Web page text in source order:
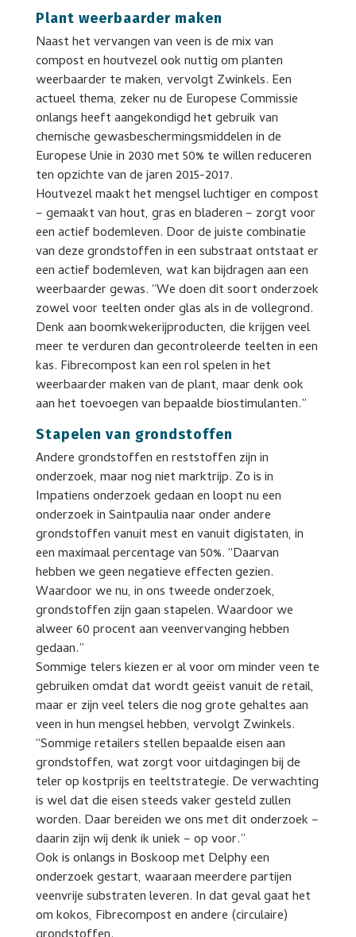
Plant weerbaarder maken
Naast het vervangen van veen is de mix van
compost en houtvezel ook nuttig om planten
weerbaarder te maken, vervolgt Zwinkels. Een
actueel thema, zeker nu de Europese Commissie
onlangs heeft aangekondigd het gebruik van
chemische gewasbeschermingsmiddelen in de
Europese Unie in 2030 met 50% te willen reduceren
ten opzichte van de jaren 2015-2017.
Houtvezel maakt het mengsel luchtiger en compost
– gemaakt van hout, gras en bladeren – zorgt voor
een actief bodemleven. Door de juiste combinatie
van deze grondstoffen in een substraat ontstaat er
een actief bodemleven, wat kan bijdragen aan een
weerbaarder gewas. “We doen dit soort onderzoek
zowel voor teelten onder glas als in de vollegrond.
Denk aan boomkwekerijproducten, die krijgen veel
meer te verduren dan gecontroleerde teelten in een
kas. Fibrecompost kan een rol spelen in het
weerbaarder maken van de plant, maar denk ook
aan het toevoegen van bepaalde biostimulanten.”
Stapelen van grondstoffen
Andere grondstoffen en reststoffen zijn in
onderzoek, maar nog niet marktrijp. Zo is in
Impatiens onderzoek gedaan en loopt nu een
onderzoek in Saintpaulia naar onder andere
grondstoffen vanuit mest en vanuit digistaten, in
een maximaal percentage van 50%. “Daarvan
hebben we geen negatieve effecten gezien.
Waardoor we nu, in ons tweede onderzoek,
grondstoffen zijn gaan stapelen. Waardoor we
alweer 60 procent aan veenvervanging hebben
gedaan.”
Sommige telers kiezen er al voor om minder veen te
gebruiken omdat dat wordt geëist vanuit de retail,
maar er zijn veel telers die nog grote gehaltes aan
veen in hun mengsel hebben, vervolgt Zwinkels.
“Sommige retailers stellen bepaalde eisen aan
grondstoffen, wat zorgt voor uitdagingen bij de
teler op kostprijs en teeltstrategie. De verwachting
is wel dat die eisen steeds vaker gesteld zullen
worden. Daar bereiden we ons met dit onderzoek –
daarin zijn wij denk ik uniek – op voor.”
Ook is onlangs in Boskoop met Delphy een
onderzoek gestart, waaraan meerdere partijen
veenvrije substraten leveren. In dat geval gaat het
om kokos, Fibrecompost en andere (circulaire)